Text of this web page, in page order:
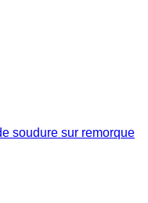
soudure sur remorque